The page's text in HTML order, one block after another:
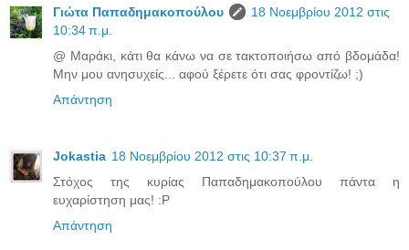
Γιώτα Παπαδημακοπούλου
18 Νοεμβρίου 2012 στις
10:34 π.μ.
@ Μαράκι, κάτι θα κάνω να σε τακτοποιήσω από βδομάδα!
Μην μου ανησυχείς... αφού ξέρετε ότι σας φροντίζω! ;)
Απάντηση
Jokastia 18 Νοεμβρίου 2012 στις 10:37 π.μ.
Στόχος της κυρίας Παπαδημακοπούλου πάντα η
ευχαρίστηση μας! :P
Απάντηση